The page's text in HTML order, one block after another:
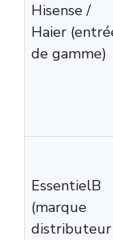
Hisense /
Haier
de gamme)
EssentielB
(marque
distributeur